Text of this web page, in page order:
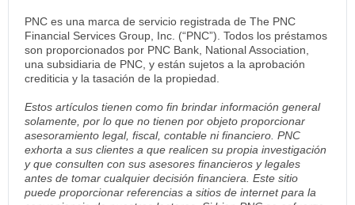
PNC es una marca de servicio registrada de The PNC
Financial Services Group, Inc. (“PNC”). Todos los préstamos
son proporcionados por PNC Bank, National Association,
una subsidiaria de PNC, y están sujetos a la aprobación
crediticia y la tasación de la propiedad.
Estos artículos tienen como fin brindar información general
solamente, por lo que no tienen por objeto proporcionar
asesoramiento legal, fiscal, contable ni financiero. PNC
exhorta a sus clientes a que realicen su propia investigación
y que consulten con sus asesores financieros y legales
antes de tomar cualquier decisión financiera. Este sitio
puede proporcionar referencias a sitios de internet para la